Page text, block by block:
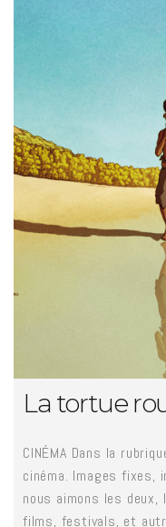
La tortue
CINÉMA Dans la
cinéma. Images fixes,
nous aimons les deux,
films, festivals, et